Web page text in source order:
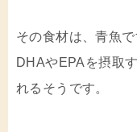
その食材は、青魚で
DHAやEPAを摂取
れるそうです。